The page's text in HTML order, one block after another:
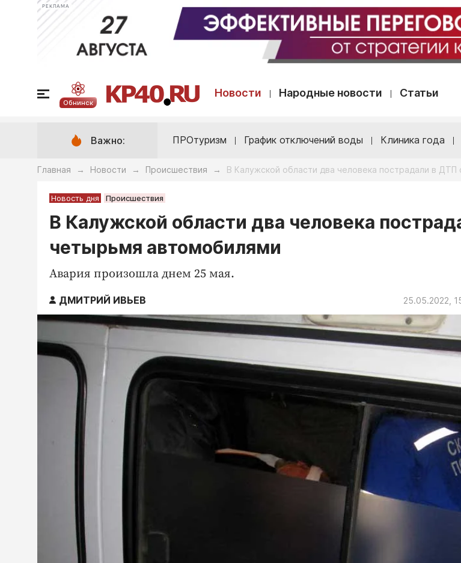
РЕКЛАМА
Обнинск
Новости Народные новости Статьи
Важно: ПРОтуризм График отключений воды Клиника года
Главная → Новости → Происшествия → В Калужской области два человека пострадали в
Новость дня Происшествия
В Калужской области два человека
четырьмя автомобилями
Авария произошла днем 25 мая.
ДМИТРИЙ ИВЬЕВ 25.05.2022,